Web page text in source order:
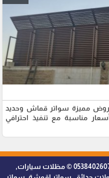
مميزة سواتر قماش وحديد
مناسبة مع تنفيذ احترافي
ظلال التميز للمظلات والسواتر - 0538402607 © مظلات سيارات,